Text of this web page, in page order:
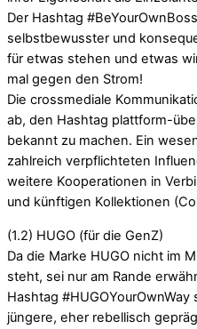
Der Hashtag
selbstbewusster und
für etwas stehen und etwas
mal gegen den Strom!
Die crossmediale
ab, den Hashtag plattform-
bekannt zu machen. Ein
zahlreich verpflichteten
weitere Kooperationen in
und künftigen Kollektionen
(1.2) HUGO (für die GenZ)
Da die Marke HUGO nicht im
steht, sei nur am Rande
Hashtag
jüngere, eher rebellisch